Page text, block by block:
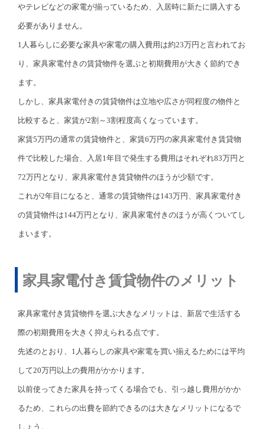
やテレビなどの家電が揃っているため、入居時に新たに購入する
必要がありません。
1人暮らしに必要な家具や家電の購入費用は約23万円と言われてお
り、家具家電付きの賃貸物件を選ぶと初期費用が大きく節約でき
ます。
しかし、家具家電付きの賃貸物件は立地や広さが同程度の物件と
比較すると、家賃が2割～3割程度高くなっています。
家賃5万円の通常の賃貸物件と、家賃6万円の家具家電付き賃貸物
件で比較した場合、入居1年目で発生する費用はそれぞれ83万円と
72万円となり、家具家電付き賃貸物件のほうが少額です。
これが2年目になると、通常の賃貸物件は143万円、家具家電付き
の賃貸物件は144万円となり、家具家電付きのほうが高くついてし
まいます。
家具家電付き賃貸物件のメリット
家具家電付き賃貸物件を選ぶ大きなメリットは、新居で生活する
際の初期費用を大きく抑えられる点です。
先述のとおり、1人暮らしの家具や家電を買い揃えるためには平均
して20万円以上の費用がかかります。
以前使ってきた家具を持ってくる場合でも、引っ越し費用がかか
るため、これらの出費を節約できるのは大きなメリットになるで
しょう。